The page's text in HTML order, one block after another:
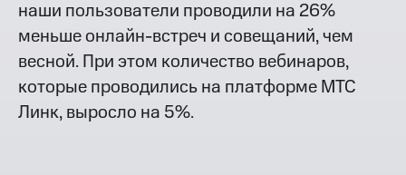
наши пользователи проводили на 26%
меньше онлайн-встреч и совещаний, чем
весной. При этом количество вебинаров,
которые проводились на платформе МТС
Линк, выросло на 5%.